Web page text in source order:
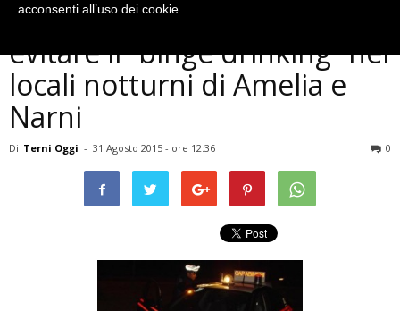
Controlli dei carabinieri per
evitare il “binge drinking” nei
locali notturni di Amelia e
Narni
Di Terni Oggi - 31 Agosto 2015 - ore 12:36 0
acconsenti all’uso dei cookie.